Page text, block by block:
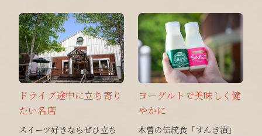
ドライブ途中に立ち寄り
たい名店
スイーツ好きならぜひ立ち
ヨーグルトで美味しく健
やかに
木曽の伝統食「すんき漬」